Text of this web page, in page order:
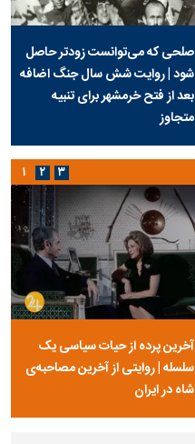
صلحی که می‌توانست زودتر حاصل
شود | روایت شش سال جنگ اضافه
بعد از فتح خرمشهر برای تنبیه
متجاوز
آخرین پرده از حیات سیاسی یک
سلسله | روایتی از آخرین مصاحبه‌ی
شاه در ایران
۱ ۲ ۳